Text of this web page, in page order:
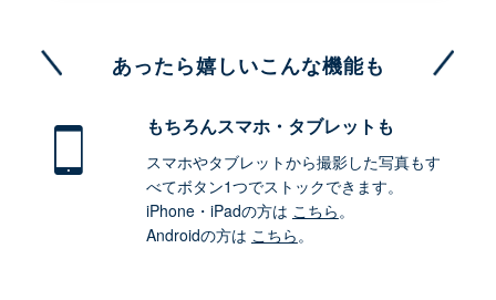
あったら嬉しいこんな機能も
もちろんスマホ・タブレットも
スマホやタブレットから撮影した写真もす
べてボタン1つでストックできます。
iPhone・iPadの方は こちら。
Androidの方は こちら。